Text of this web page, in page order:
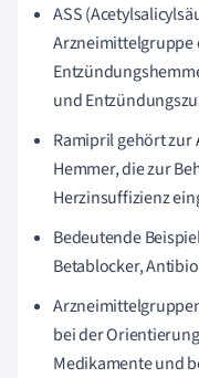
ASS
und
Ramipril gehört zur
Hemmer, die zur
Herzinsuffizienz
Bedeutende
Betablocker,
bei der
Medikamente und